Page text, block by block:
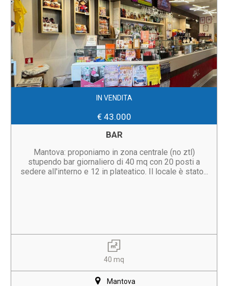
IN VENDITA
€ 43.000
BAR
Mantova: proponiamo in zona centrale (no ztl)
stupendo bar giornaliero di 40 mq con 20 posti a
sedere all'interno e 12 in plateatico. Il locale è stato...
40 mq
Mantova